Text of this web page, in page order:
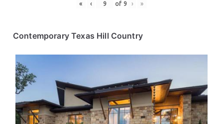
« ‹ of 9 › »
Contemporary Texas Hill Country